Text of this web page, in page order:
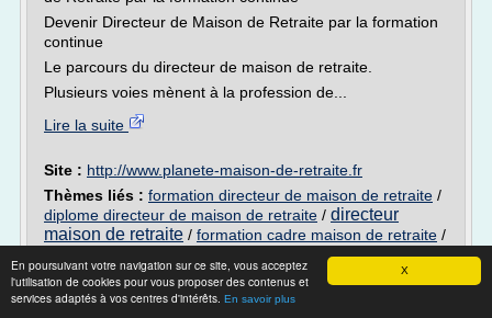
X
En poursuivant votre navigation sur ce site, vous acceptez
l'utilisation de cookies pour vous proposer des contenus et
services adaptés à vos centres d'intérêts. En savoir plus
Devenir Directeur de Maison de Retraite par la formation
continue
Le parcours du directeur de maison de retraite.
Plusieurs voies mènent à la profession de...
Lire la suite
Site : http://www.planete-maison-de-retraite.fr
Thèmes liés : formation directeur de maison de retraite /
diplome directeur de maison de retraite / directeur
maison de retraite / formation cadre maison de retraite /
formation professionnelle maison de retraite
Maison de retraite au Maroc : Vieillesse
dorée : l ...